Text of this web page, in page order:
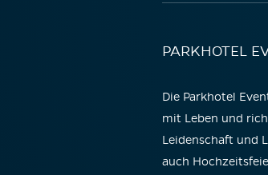
PARKHOTEL
Die Parkhotel
mit Leben und
Leidenschaft und
auch